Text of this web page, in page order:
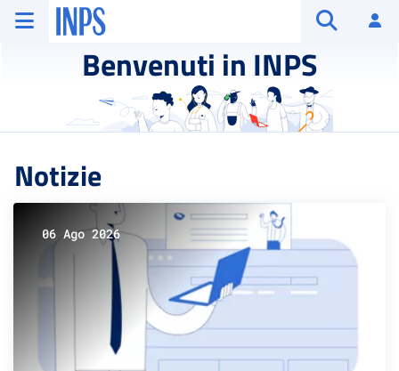
Vai al menu principale
Vai al contenuto principale
Vai al pie' di pagina
INPS ()
Benvenuti in INPS
Notizie
06 Ago 2026